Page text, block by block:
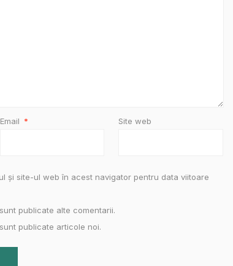
Email * Site web
și site-ul web în acest navigator pentru data viitoare
publicate alte comentarii.
publicate articole noi.